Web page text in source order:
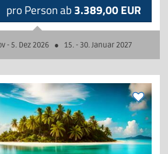
pro Person ab 3.389,00 EUR
- 5. Dez 2026● 15. - 30. Januar 2027